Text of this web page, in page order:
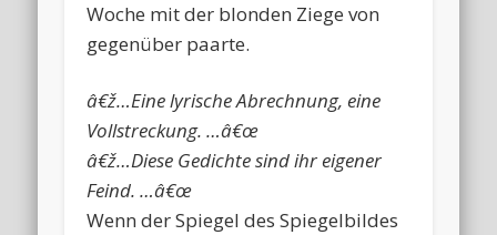
Woche mit der blonden Ziege von
gegenüber paarte.
â€ž…Eine lyrische Abrechnung, eine
Vollstreckung. …â€œ
â€ž…Diese Gedichte sind ihr eigener
Feind. …â€œ
Wenn der Spiegel des Spiegelbildes